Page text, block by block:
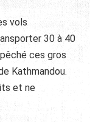
vols
30 à 40
ces gros
Kathmandou.
et ne